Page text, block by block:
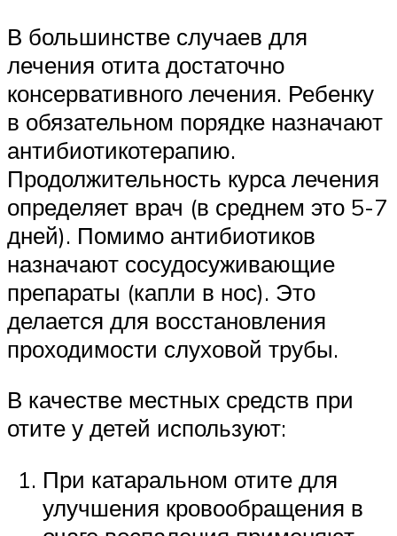
В большинстве случаев для
лечения отита достаточно
консервативного лечения. Ребенку
в обязательном порядке назначают
антибиотикотерапию.
Продолжительность курса лечения
определяет врач (в среднем это 5-7
дней). Помимо антибиотиков
назначают сосудосуживающие
препараты (капли в нос). Это
делается для восстановления
проходимости слуховой трубы.
В качестве местных средств при
отите у детей используют:
При катаральном отите для
улучшения кровообращения в